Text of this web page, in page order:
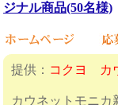
ジナル商品(50名様)
提供： コクヨ カ
カウネットモニカ